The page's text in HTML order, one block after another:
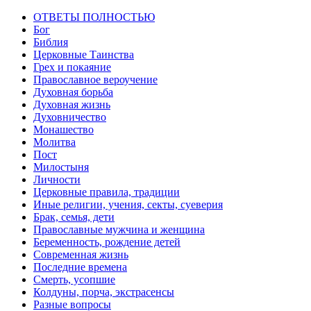
ОТВЕТЫ ПОЛНОСТЬЮ
Бог
Библия
Церковные Таинства
Грех и покаяние
Православное вероучение
Духовная борьба
Духовная жизнь
Духовничество
Монашество
Молитва
Пост
Милостыня
Личности
Церковные правила, традиции
Иные религии, учения, секты, суеверия
Брак, семья, дети
Православные мужчина и женщина
Беременность, рождение детей
Современная жизнь
Последние времена
Смерть, усопшие
Колдуны, порча, экстрасенсы
Разные вопросы